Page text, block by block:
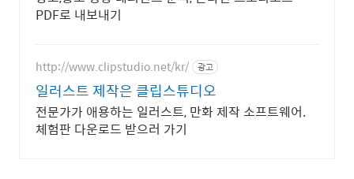
PDF로 내보내기
http://www.clipstudio.net/kr/ 광고
일러스트 제작은 클립스튜디오
전문가가 애용하는 일러스트, 만화 제작 소프트웨어.
체험판 다운로드 받으러 가기